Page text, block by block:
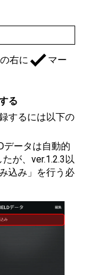
右に
マー
る
するには以下の
データは自動的
が、ver.1.2.3以
込み」を行う必